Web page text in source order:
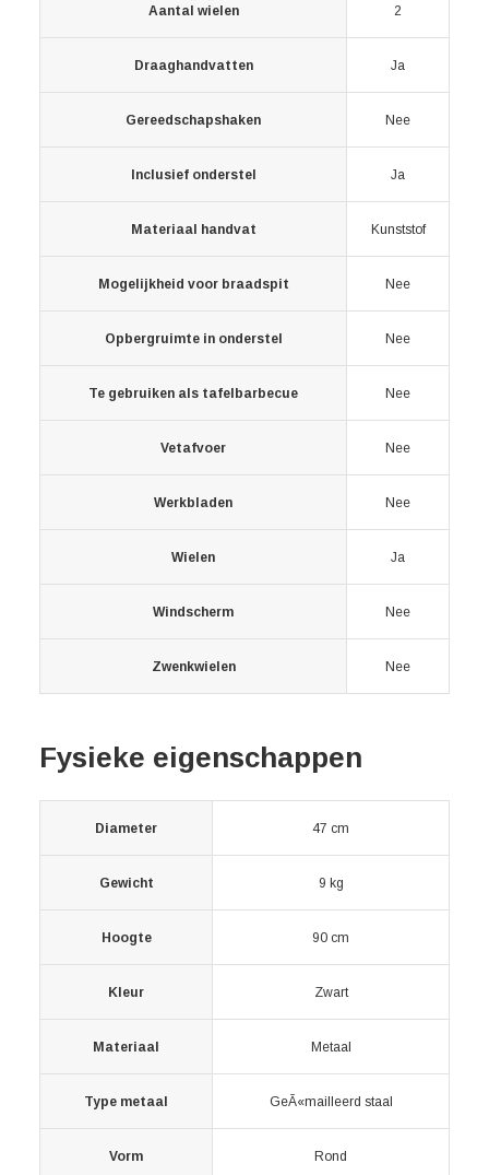
Aantal wielen 2
Draaghandvatten Ja
Gereedschapshaken Nee
Inclusief onderstel Ja
Materiaal handvat Kunststof
Mogelijkheid voor braadspit Nee
Opbergruimte in onderstel Nee
Te gebruiken als tafelbarbecue Nee
Vetafvoer Nee
Werkbladen Nee
Wielen Ja
Windscherm Nee
Zwenkwielen Nee
Fysieke eigenschappen
Diameter 47 cm
Gewicht 9 kg
Hoogte 90 cm
Kleur Zwart
Materiaal Metaal
Type metaal GeÃ«mailleerd staal
Vorm Rond